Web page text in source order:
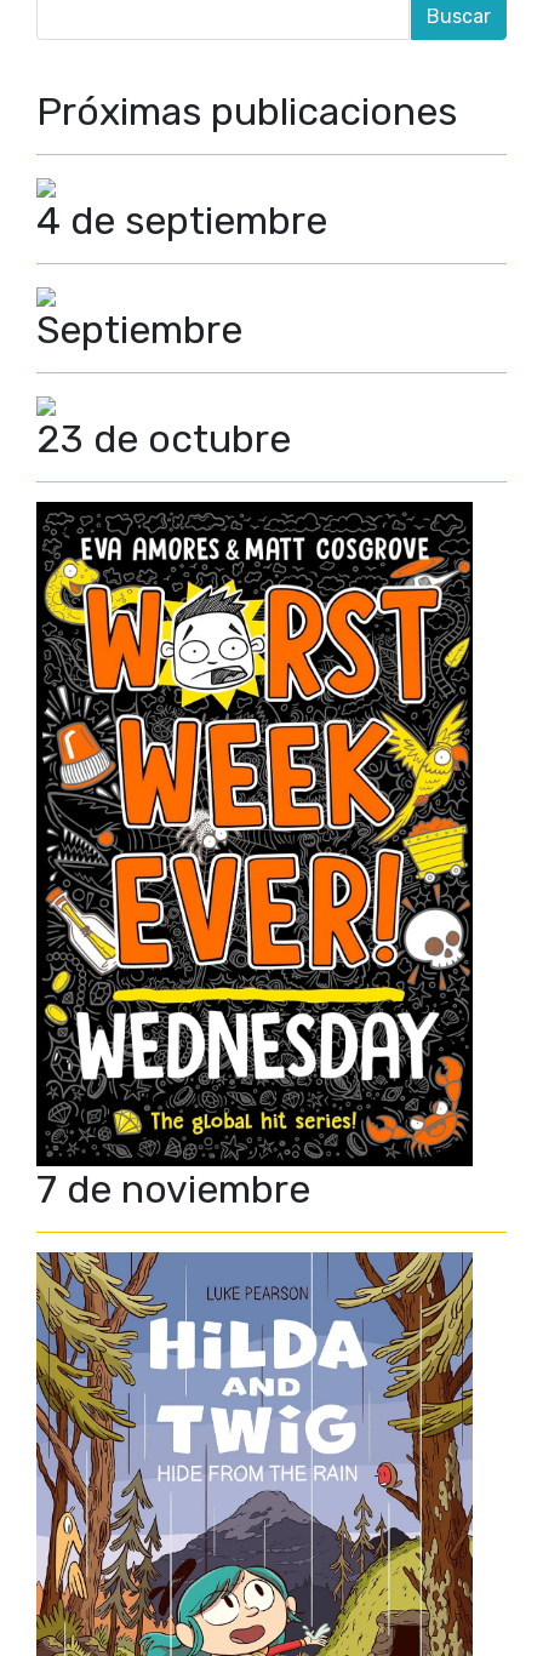
Próximas publicaciones
4 de septiembre
Septiembre
23 de octubre
7 de noviembre